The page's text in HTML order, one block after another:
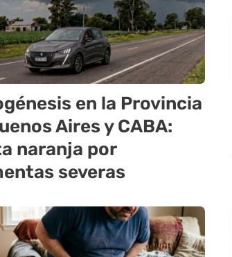
en la Provincia
Aires y CABA:
naranja por
severas